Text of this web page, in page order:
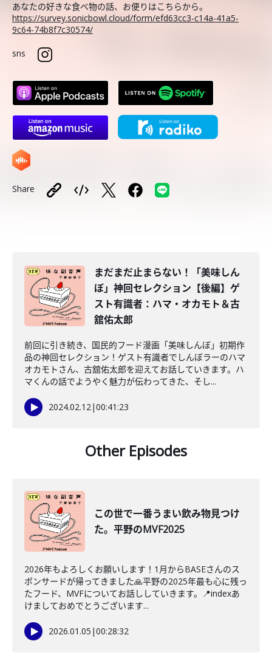
あなたの好きな食べ物の話、お便りはこちらから。
https://survey.sonicbowl.cloud/form/efd63cc3-c14a-41a5-
9c64-74b8f7c30574/
sns
Share
まだまだ止まらない！「美味しん
ぼ」神回セレクション【後編】ゲ
スト有識者：ハマ・オカモト＆古
舘佑太郎
前回に引き続き、国民的フード漫画「美味しんぼ」初期作
品の神回セレクション！ゲスト有識者でしんぼラーのハマ
オカモトさん、古舘佑太郎を迎えてお話していきます。ハ
マくんの話でようやく魅力が伝わってきた、そし...
2024.02.12|00:41:23
Other Episodes
この世で一番うまい飲み物見つけ
た。平野のMVF2025
2026年もよろしくお願いします！1月からBASEさんのス
ポンサードが帰ってきました🙏平野の2025年最も心に残っ
たフード、MVFについてお話ししていきます。📍indexあ
けましておめでとうございます...
2026.01.05 |00:28:32